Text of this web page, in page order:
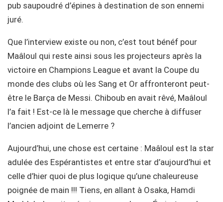
pub saupoudré d’épines à destination de son ennemi
juré.
Que l’interview existe ou non, c’est tout bénéf pour
Maâloul qui reste ainsi sous les projecteurs après la
victoire en Champions League et avant la Coupe du
monde des clubs où les Sang et Or affronteront peut-
être le Barça de Messi. Chiboub en avait rêvé, Maâloul
l’a fait ! Est-ce là le message que cherche à diffuser
l’ancien adjoint de Lemerre ?
Aujourd’hui, une chose est certaine : Maâloul est la star
adulée des Espérantistes et entre star d’aujourd’hui et
celle d’hier quoi de plus logique qu’une chaleureuse
poignée de main !!! Tiens, en allant à Osaka, Hamdi